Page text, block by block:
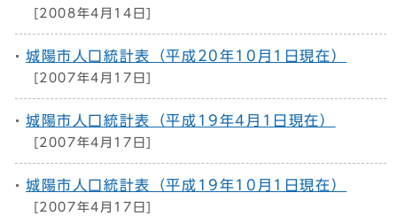
[2008年4月14日]
城陽市人口統計表（平成20年10月1日現在）
[2007年4月17日]
城陽市人口統計表（平成19年4月1日現在）
[2007年4月17日]
城陽市人口統計表（平成19年10月1日現在）
[2007年4月17日]